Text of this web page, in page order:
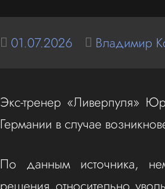
01.07.2026 Владимир
Экс-тренер «Ливерпуля»
Германии в случае
По данным источника,